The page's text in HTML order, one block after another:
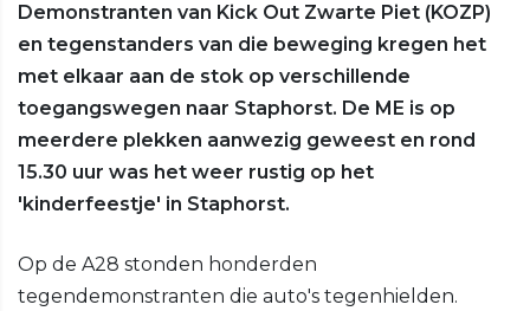
Demonstranten van Kick Out Zwarte Piet (KOZP)
en tegenstanders van die beweging kregen het
met elkaar aan de stok op verschillende
toegangswegen naar Staphorst. De ME is op
meerdere plekken aanwezig geweest en rond
15.30 uur was het weer rustig op het
'kinderfeestje' in Staphorst.
Op de A28 stonden honderden
tegendemonstranten die auto's tegenhielden.